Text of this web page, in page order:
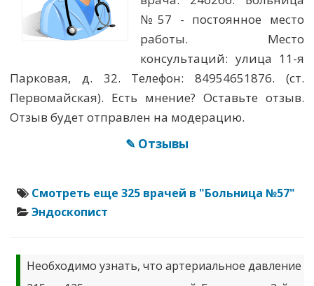
№57 - постоянное место
работы. Место
консультаций: улица 11-я
Парковая, д. 32. Телефон: 84954651876. (ст.
Первомайская). Есть мнение? Оставьте отзыв.
Отзыв будет отправлен на модерацию.
✎ Отзывы
Смотреть еще 325 врачей в "Больница №57"
Эндоскопист
Необходимо узнать, что артериальное давление